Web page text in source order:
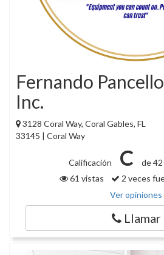
Fernando
Inc.
3128 Coral Way, Coral Gables, FL
33145 | Coral Way
Calificación C
de
61 vistas
2 veces
Ver opiniones
Llamar